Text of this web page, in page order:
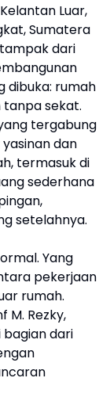
Luar,
Sumatera
dari
dibuka: rumah
sekat.
tergabung
dan
termasuk di
sederhana
setelahnya.
Yang
pekerjaan
rumah.
M. Rezky,
dari